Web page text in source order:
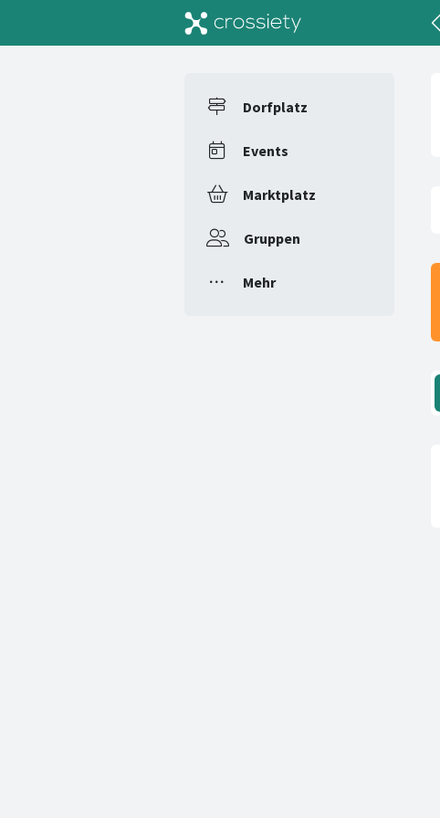
Dorfplatz
Events
Marktplatz
Gruppen
Mehr